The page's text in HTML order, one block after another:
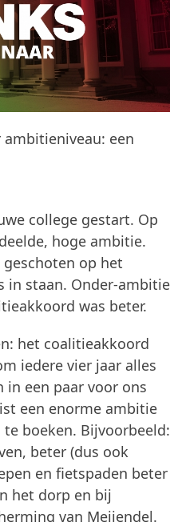
ambitieniveau: een
college gestart. Op
hoge ambitie.
op het
in staan. Onder-ambitie
was beter.
het coalitieakkoord
iedere vier jaar alles
in een paar voor ons
een enorme ambitie
boeken. Bijvoorbeeld:
beter (dus ook
en fietspaden beter
het dorp en bij
van Meijendel.